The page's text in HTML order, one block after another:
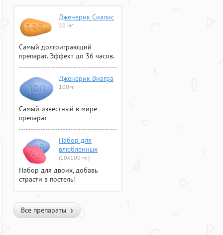
Дженерик Сиалис
20 мг
Самый долгоиграющий
препарат. Эффект до 36 часов.
Дженерик Виагра
100мг
Самый известный в мире
препарат
Набор для
влюбленных
(10х100 мг)
Набор для двоих, добавь
страсти в постель!
Все препараты